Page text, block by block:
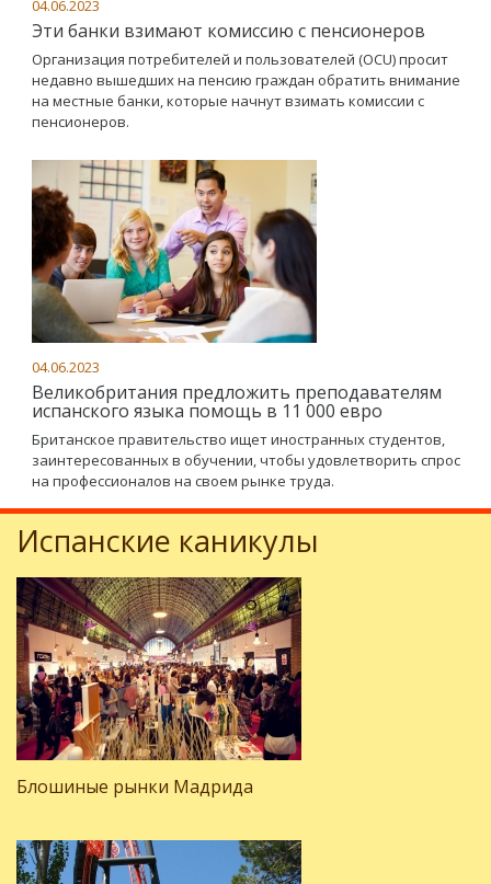
04.06.2023
Эти банки взимают комиссию с пенсионеров
Организация потребителей и пользователей (OCU) просит
недавно вышедших на пенсию граждан обратить внимание
на местные банки, которые начнут взимать комиссии с
пенсионеров.
04.06.2023
Великобритания предложить преподавателям
испанского языка помощь в 11 000 евро
Британское правительство ищет иностранных студентов,
заинтересованных в обучении, чтобы удовлетворить спрос
на профессионалов на своем рынке труда.
Испанские каникулы
Блошиные рынки Мадрида